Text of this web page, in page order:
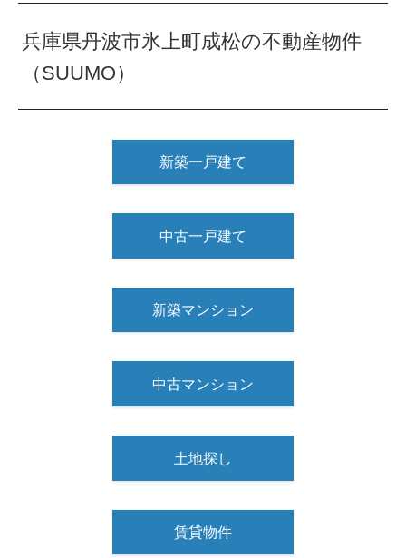
兵庫県丹波市氷上町成松の不動産物件
（SUUMO）
新築一戸建て
中古一戸建て
新築マンション
中古マンション
土地探し
賃貸物件